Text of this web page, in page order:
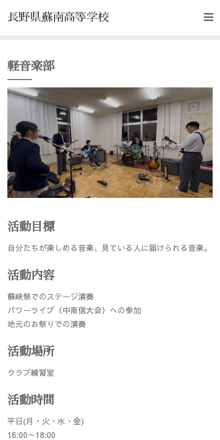
長野県蘇南高等学校
軽音楽部
活動目標
自分たちが楽しめる音楽、見ている人に届けられる音楽。
活動内容
蘇峡祭でのステージ演奏
パワーライブ（中南信大会）への参加
地元のお祭りでの演奏
活動場所
クラブ練習室
活動時間
平日(月・火・水・金)
16:00～18:00